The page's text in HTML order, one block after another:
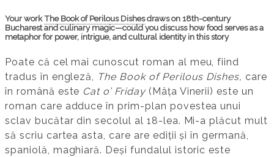
Your workThe Book of Perilous Dishesdraws on 18th-century
Bucharest and culinary magic—could you discuss how food serves as a
metaphor for power, intrigue, and cultural identity in this story
Poate că cel mai cunoscut roman al meu, fiind
tradus în engleză, The Book of Perilous Dishes, care
în română este Cat o’ Friday(Mâța Vinerii) este un
roman care adduce în prim-plan povestea unui
sclav bucătar din secolul al 18-lea. Mi-a plăcut mult
să scriu cartea asta, care are ediții și în germană,
spaniolă, maghiară. Deși fundalul istoric este